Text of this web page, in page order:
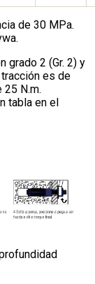
de 30 MPa.
grado 2 (Gr. 2) y
tracción es de
25 N.m.
tabla en el